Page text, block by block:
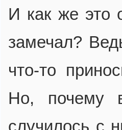
И как же это
замечал?
что-то
Но, почему
случилось с